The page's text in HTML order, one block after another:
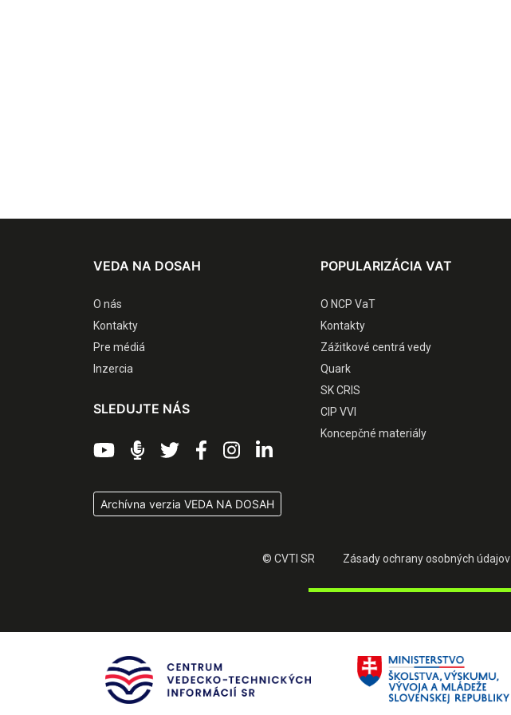
VEDA NA DOSAH
O nás
Kontakty
Pre médiá
Inzercia
SLEDUJTE NÁS
Archívna verzia VEDA NA DOSAH
POPULARIZÁCIA VAT
O NCP VaT
Kontakty
Zážitkové centrá vedy
Quark
SK CRIS
CIP VVI
Koncepčné materiály
© CVTI SR Zásady ochrany osobných údajov